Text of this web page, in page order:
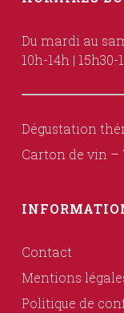
Du mardi au
10h-14h | 15h30-
Dégustation
Carton de vin –
Contact
Mentions
Politique de